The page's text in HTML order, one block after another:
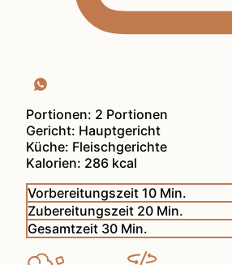
Portionen: 2 Portionen
Gericht: Hauptgericht
Küche: Fleischgerichte
Kalorien: 286 kcal
Vorbereitungszeit 10Minuten
Min.
Zubereitungszeit 20Minuten
Min.
Gesamtzeit 30Minuten
Min.